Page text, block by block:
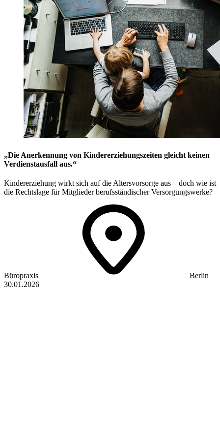
„Die Anerkennung von Kindererziehungszeiten gleicht keinen
Verdienstausfall aus.“
Kindererziehung wirkt sich auf die Altersvorsorge aus – doch wie ist
die Rechtslage für Mitglieder berufsständischer Versorgungswerke?
Büropraxis
Berlin
30.01.2026